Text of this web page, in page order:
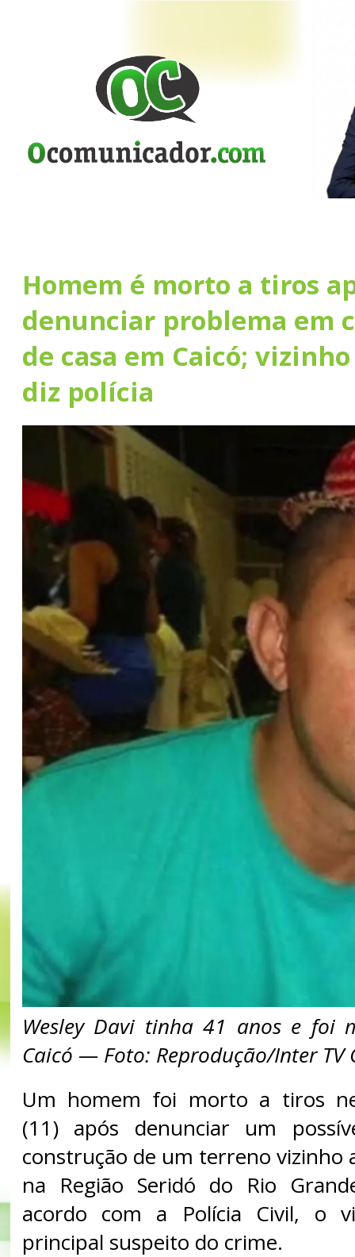
Homem é morto a tiros
denunciar problema em
de casa em Caicó;
diz polícia
Wesley Davi tinha 41 anos e foi
Caicó — Foto: Reprodução/Inter TV
Um homem foi morto a tiros
(11) após denunciar um
construção de um terreno vizinho
na Região Seridó do Rio
acordo com a Polícia Civil, o
principal suspeito do crime.